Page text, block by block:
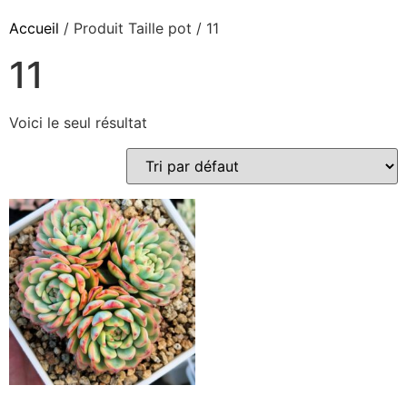
Accueil / Produit Taille pot / 11
11
Voici le seul résultat